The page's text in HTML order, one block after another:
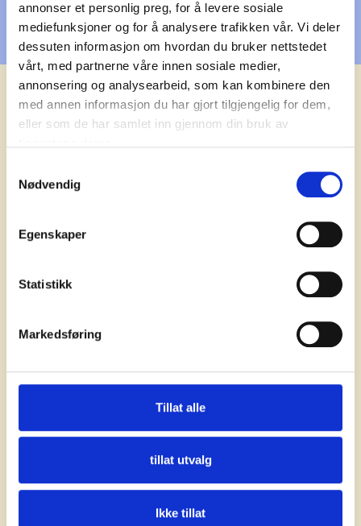
annonser et personlig preg, for å levere sosiale
mediefunksjoner og for å analysere trafikken vår. Vi deler
dessuten informasjon om hvordan du bruker nettstedet
vårt, med partnerne våre innen sosiale medier,
annonsering og analysearbeid, som kan kombinere den
med annen informasjon du har gjort tilgjengelig for dem,
eller som de har samlet inn gjennom din bruk av
Nødvendig
Egenskaper
Statistikk
Markedsføring
Tillat alle
tillat utvalg
Ikke tillat
Sommerskole for GIS-ere: ta digitale
digitale GIS-kurs, slik at du kan løfte ferdighetene
dine akkurat når det passer deg.